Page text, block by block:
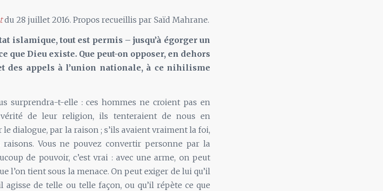
du 28 juillet 2016. Propos recueillis par Saïd Mahrane.
islamique, tout est permis – jusqu’à égorger un
que Dieu existe. Que peut-on opposer, en dehors
des appels à l’union nationale, à ce nihilisme
surprendra-t-elle : ces hommes ne croient pas en
de leur religion, ils tenteraient de nous en
le dialogue, par la raison ; s’ils avaient vraiment la foi,
Vous ne pouvez convertir personne par la
de pouvoir, c’est vrai : avec une arme, on peut
l’on tient sous la menace. On peut exiger de lui qu’il
agisse de telle ou telle façon, ou qu’il répète ce que